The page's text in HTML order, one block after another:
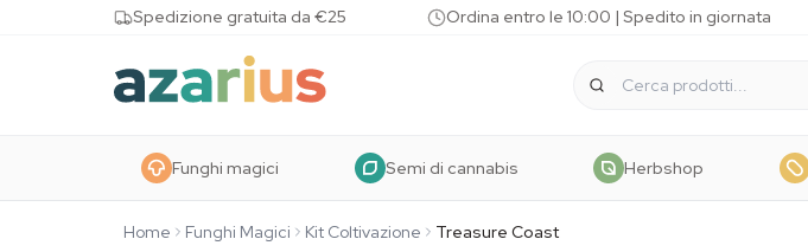
Skip to contentSpedizione gratuita da €25 Ordina entro le 10:00 | Spedito in giornata
Funghi magici Semi di cannabis Herbshop
Home Funghi Magici Kit Coltivazione Treasure Coast